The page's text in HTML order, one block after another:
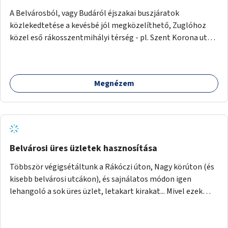
kitaposás, abban az esetben alakítsanak ki összefüggő
zöldsávot a fák között ott, ahol a parkolás nem
engedélyezett (pl. Origo Nyelvi Centrum előtt, vagy a
A Belvárosból, vagy Budáról éjszakai buszjáratok
közlekedtetése a kevésbé jól megközelíthető, Zuglóhoz
közel eső rákosszentmihályi térség - pl. Szent Korona utcai
forgalomba állítása.
Megnézem
Belvárosi üres üzletek hasznosítása
Többször végigsétáltunk a Rákóczi úton, Nagy körúton (és
kisebb belvárosi utcákon), és sajnálatos módon igen
lehangoló a sok üres üzlet, letakart kirakat... Mivel ezek